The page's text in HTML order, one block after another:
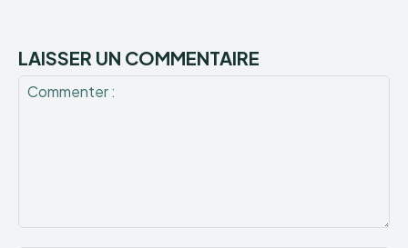
LAISSER UN COMMENTAIRE